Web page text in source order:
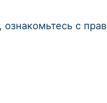
ознакомьтесь с